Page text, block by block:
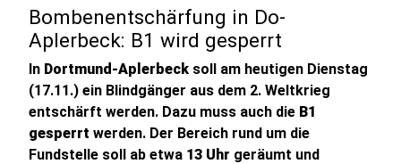
Bombenentschärfung in Do-
Aplerbeck: B1 wird gesperrt
In Dortmund-Aplerbeck soll am heutigen Dienstag
(17.11.) ein Blindgänger aus dem 2. Weltkrieg
entschärft werden. Dazu muss auch die B1
gesperrt werden. Der Bereich rund um die
Fundstelle soll ab etwa 13 Uhr geräumt und